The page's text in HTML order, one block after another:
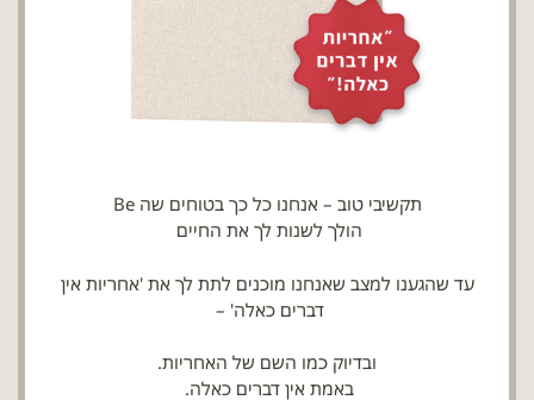
תקשיבי טוב – אנחנו כל כך בטוחים שה Be
הולך לשנות לך את החיים
עד שהגענו למצב שאנחנו מוכנים לתת לך את 'אחריות אין
דברים כאלה' –
ובדיוק כמו השם של האחריות.
באמת אין דברים כאלה.